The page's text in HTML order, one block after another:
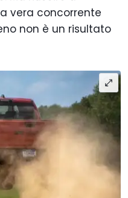
vera concorrente
non è un risultato